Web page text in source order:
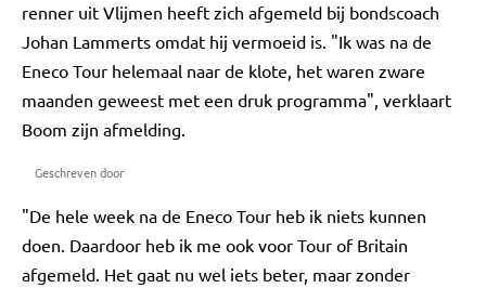
renner uit Vlijmen heeft zich afgemeld bij bondscoach
Johan Lammerts omdat hij vermoeid is. "Ik was na de
Eneco Tour helemaal naar de klote, het waren zware
maanden geweest met een druk programma", verklaart
Boom zijn afmelding.
Geschreven door
"De hele week na de Eneco Tour heb ik niets kunnen
doen. Daardoor heb ik me ook voor Tour of Britain
afgemeld. Het gaat nu wel iets beter, maar zonder